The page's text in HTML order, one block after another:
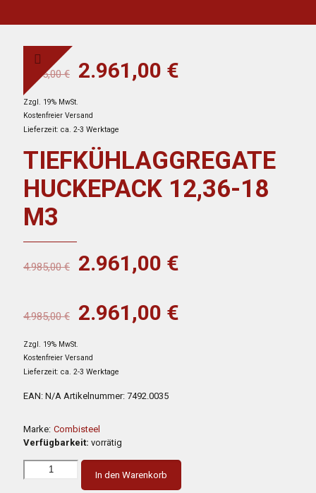
4.985,00€
Ursprünglicher
war:
4.985,00 €
2.961,00 €
Zzgl. 19% MwSt.
Kostenfreier Versand
Lieferzeit: ca. 2-3 Werktage
TIEFKÜHLAGGREGATE
HUCKEPACK 12,36-18
M3
4.985,00€
Ursprünglicher
war:
4.985,00 €
2.961,00 €
4.985,00€
Ursprünglicher
war:
4.985,00 €
2.961,00 €
Zzgl. 19% MwSt.
Kostenfreier Versand
Lieferzeit: ca. 2-3 Werktage
EAN: N/A Artikelnummer: 7492.0035
Marke: Combisteel
Verfügbarkeit: vorrätig
In den Warenkorb